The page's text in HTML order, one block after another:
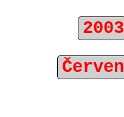
2003
Červen